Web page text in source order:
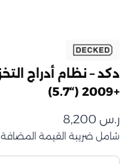
+2009 (“5.7)
ر.س
شامل ضريبة القيمة المضافة